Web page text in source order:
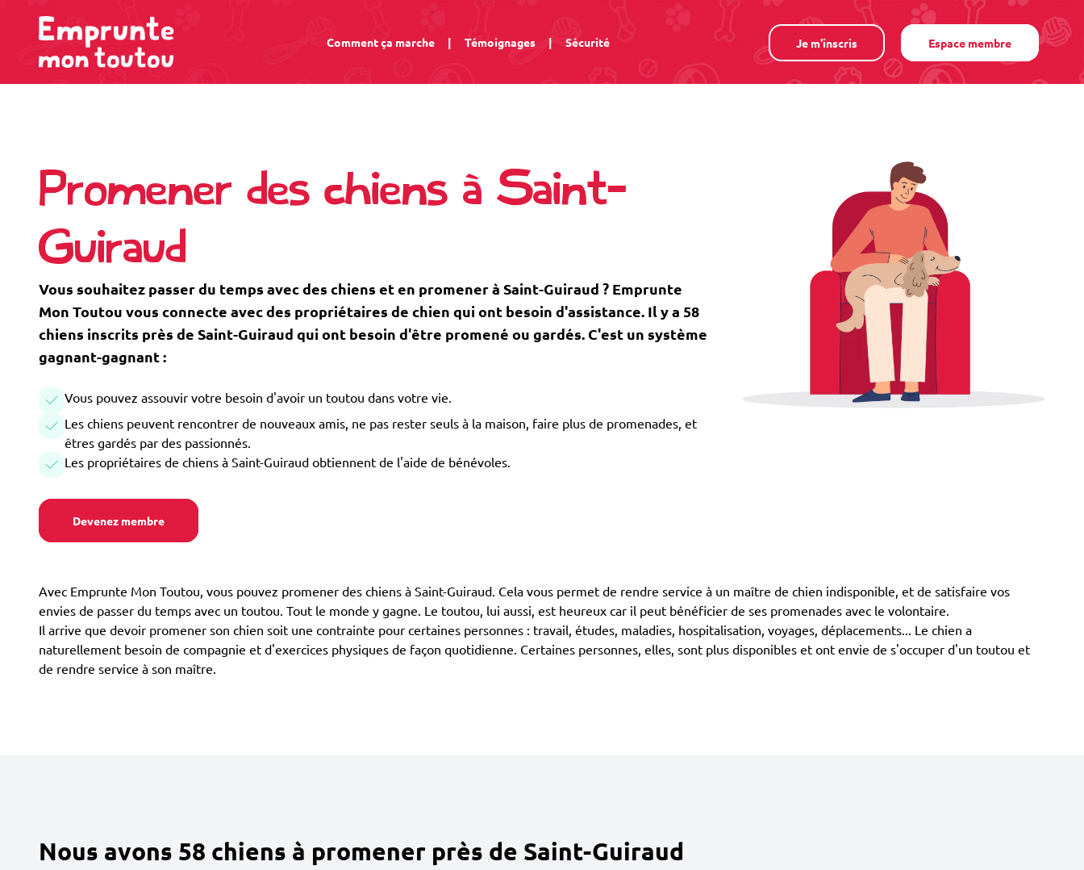
Comment ça marche | Témoignages | Sécurité Je m'inscris Espace membre
Promener des chiens à Saint-
Guiraud
Vous souhaitez passer du temps avec des chiens et en promener à Saint-Guiraud ? Emprunte
Mon Toutou vous connecte avec des propriétaires de chien qui ont besoin d'assistance. Il y a 58
chiens inscrits près de Saint-Guiraud qui ont besoin d'être promené ou gardés. C'est un système
gagnant-gagnant :
Vous pouvez assouvir votre besoin d'avoir un toutou dans votre vie.
Les chiens peuvent rencontrer de nouveaux amis, ne pas rester seuls à la maison, faire plus de promenades, et
êtres gardés par des passionnés.
Les propriétaires de chiens à Saint-Guiraud obtiennent de l'aide de bénévoles.
Devenez membre
Avec Emprunte Mon Toutou, vous pouvez promener des chiens à Saint-Guiraud. Cela vous permet de rendre service à un maître de chien indisponible, et de satisfaire vos
envies de passer du temps avec un toutou. Tout le monde y gagne. Le toutou, lui aussi, est heureux car il peut bénéficier de ses promenades avec le volontaire.
Il arrive que devoir promener son chien soit une contrainte pour certaines personnes : travail, études, maladies, hospitalisation, voyages, déplacements... Le chien a
naturellement besoin de compagnie et d'exercices physiques de façon quotidienne. Certaines personnes, elles, sont plus disponibles et ont envie de s'occuper d'un toutou et
de rendre service à son maître.
Nous avons 58 chiens à promener près de Saint-Guiraud